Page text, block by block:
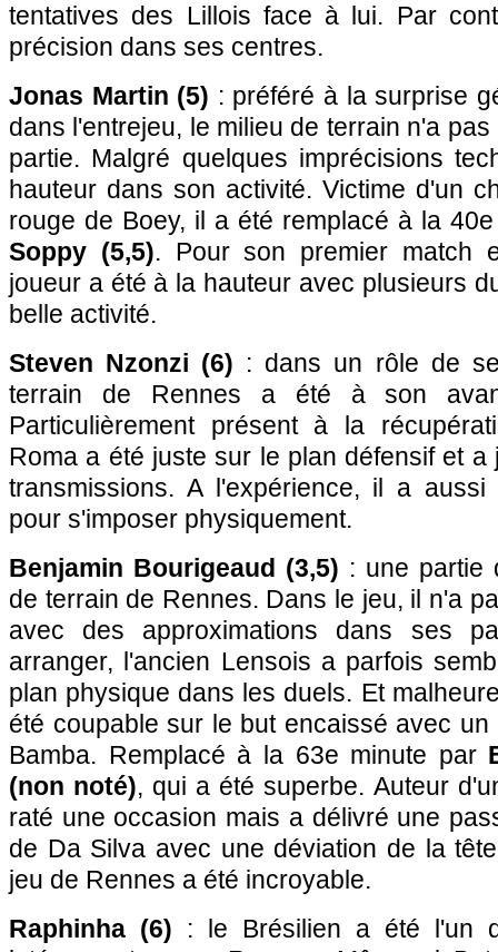
tentatives des Lillois face à lui. Par
précision dans ses centres.
Jonas Martin (5) : préféré à la surprise
dans l'entrejeu, le milieu de terrain n'a
partie. Malgré quelques imprécisions
hauteur dans son activité. Victime d'un
rouge de Boey, il a été remplacé à la
Soppy (5,5). Pour son premier match
joueur a été à la hauteur avec plusieurs
belle activité.
Steven Nzonzi (6) : dans un rôle de
terrain de Rennes a été à son
Particulièrement présent à la
Roma a été juste sur le plan défensif et
transmissions. A l'expérience, il a
pour s'imposer physiquement.
Benjamin Bourigeaud (3,5) : une partie
de terrain de Rennes. Dans le jeu, il n'a
avec des approximations dans ses
arranger, l'ancien Lensois a parfois
plan physique dans les duels. Et
été coupable sur le but encaissé avec
Bamba. Remplacé à la 63e minute par
(non noté), qui a été superbe. Auteur
raté une occasion mais a délivré une
de Da Silva avec une déviation de la
jeu de Rennes a été incroyable.
Raphinha (6) : le Brésilien a été l'un